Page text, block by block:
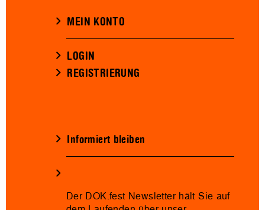
MEIN KONTO
LOGIN
REGISTRIERUNG
Informiert bleiben
Der DOK.fest Newsletter hält Sie auf